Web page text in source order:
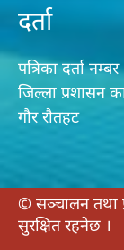
दर्ता
पत्रिका दर्ता
जिल्ला प्रशासन
गौर राैतहट
© सञ्चालन तथा
सुरक्षित रहनेछ ।